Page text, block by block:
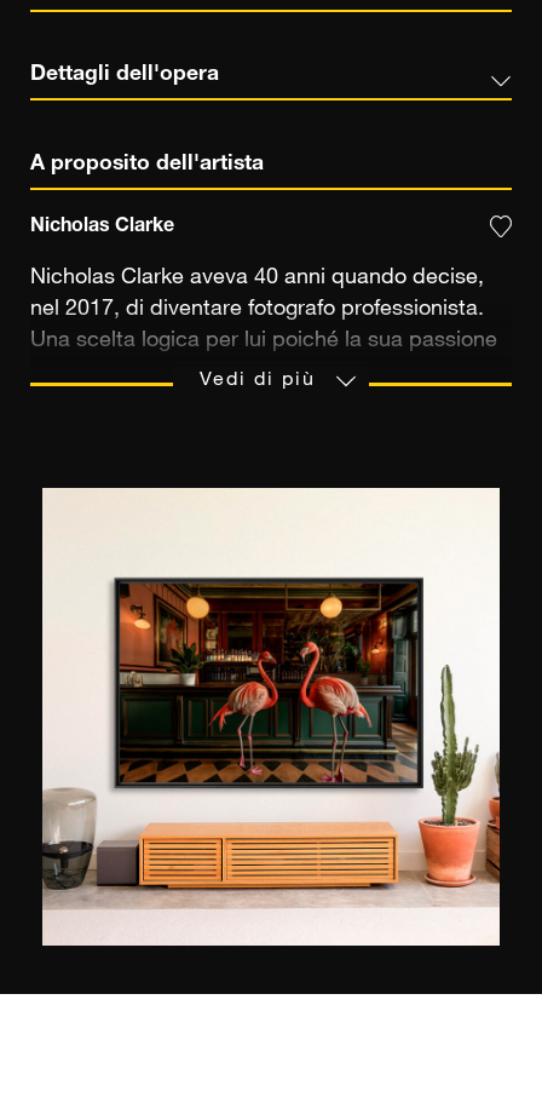
Dettagli dell'opera
A proposito dell'artista
Nicholas Clarke
Nicholas Clarke aveva 40 anni quando decise,
nel 2017, di diventare fotografo professionista.
Una scelta logica per lui poiché la sua passione
per la fotografia ha avuto la precedenza sul suo
spiega. Se tratta le sue foto in modo molto
cinematografico, rivendica anche l'influenza del
fotografo cinese Fan Ho (1931-2016), famoso in
particolare per le sue foto di Hong Kong degli
anni 50 e 60. Nicholas Clarke gioca con gli stessi
codici nell'atmosfera o nelle luci. "Il mio obiettivo
è che lo spettatore venga coinvolto nella foto,
come se fosse una delle sue componenti",
continua. Per trovare la luce migliore, quella più
adatta alla storia che vuole raccontare, prova,
per la stessa location, più momenti del giorno o
Vedi di più